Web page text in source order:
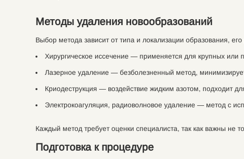
Методы удаления новообразований
Выбор метода зависит от типа и локализации образования,
Хирургическое иссечение — применяется для крупных или
Лазерное удаление — безболезненный метод,
Криодеструкция — воздействие жидким азотом, подходит
Электрокоагуляция, радиоволновое удаление — метод с
Каждый метод требует оценки специалиста, так как важны не
Подготовка к процедуре